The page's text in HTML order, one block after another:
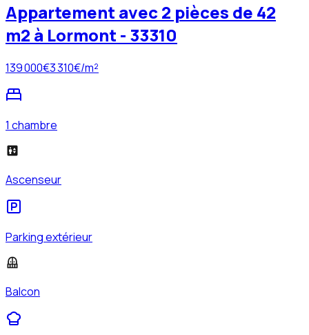
Appartement avec 2 pièces de 42
m2 à Lormont - 33310
139 000€3 310€/m²
1 chambre
Ascenseur
Parking extérieur
Balcon